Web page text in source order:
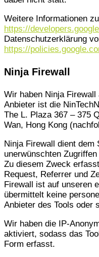
Weitere Informationen
https://
Datenschutzerklärung
https://
Ninja Firewall
Wir haben Ninja
Anbieter ist die
The L. Plaza 367 – 375
Wan, Hong Kong
Ninja Firewall dient
unerwünschten
Zu diesem Zweck
Request, Referrer und
Firewall ist auf unseren
übermittelt keine
Anbieter des Tools oder
Wir haben die IP-
aktiviert, sodass das
Form erfasst.